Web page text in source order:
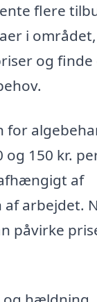
flere
i
og finde
for
og 150 kr.
af
arbejdet.
påvirke